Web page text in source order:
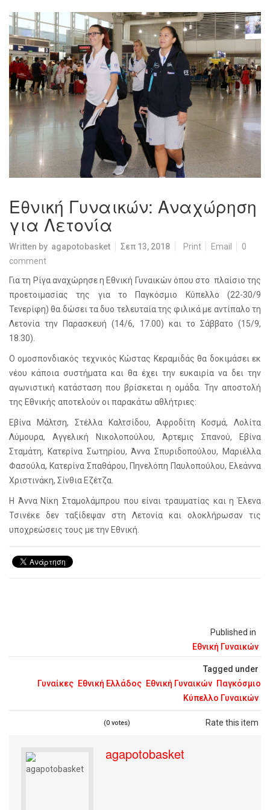
Εθνική Γυναικών: Αναχώρηση
για Λετονία
Written by agapotobasket Σεπ 13, 2018 Print Email
0
comment
Published in
Εθνική Γυναικών
Tagged under
Γυναίκες Εθνική Ελλάδος Εθνική Γυναικών Παγκόσμιο
Κύπελλο Γυναικών
Rate this item
(0 votes)
Για τη Ρίγα αναχώρησε η Εθνική Γυναικών όπου στο πλαίσιο της
προετοιμασίας της για το Παγκόσμιο Κύπελλο (22-30/9
Τενερίφη) θα δώσει τα δυο τελευταία της φιλικά με αντίπαλο τη
Λετονία την Παρασκευή (14/6, 17.00) και το Σάββατο (15/9,
18.30).
Ο ομοσπονδιακός τεχνικός Κώστας Κεραμιδάς θα δοκιμάσει εκ
νέου κάποια συστήματα και θα έχει την ευκαιρία να δει την
αγωνιστική κατάσταση που βρίσκεται η ομάδα. Την αποστολή
της Εθνικής αποτελούν οι παρακάτω αθλήτριες:
Εβίνα Μάλτση, Στέλλα Καλτσίδου, Αφροδίτη Κοσμά, Λολίτα
Λύμουρα, Αγγελική Νικολοπούλου, Άρτεμις Σπανού, Εβίνα
Σταμάτη, Κατερίνα Σωτηρίου, Άννα Σπυριδοπούλου, Μαριέλλα
Φασούλα, Κατερίνα Σπαθάρου, Πηνελόπη Παυλοπούλου, Ελεάννα
Χριστινάκη, Σίνθια Εζέτζα.
Η Άννα Νίκη Σταμολάμπρου που είναι τραυματίας και η Έλενα
Τσινέκε δεν ταξίδεψαν στη Λετονία και ολοκλήρωσαν τις
υποχρεώσεις τους με την Εθνική.
agapotobasket